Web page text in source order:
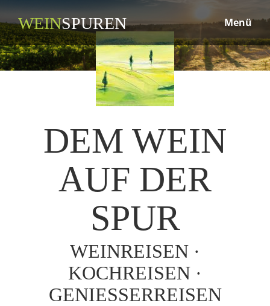
WEINSPUREN Menü
DEM WEIN
AUF DER
SPUR
WEINREISEN ·
KOCHREISEN ·
GENIESSERREISEN